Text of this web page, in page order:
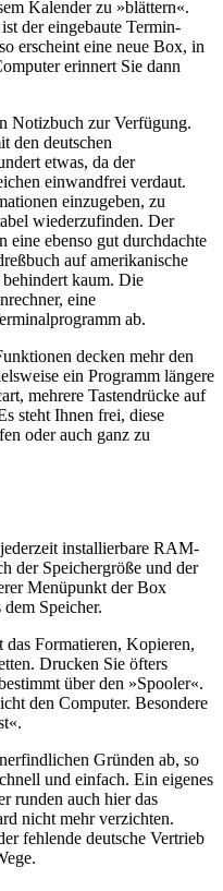
Kalender zu »blättern«.
der eingebaute Termin-
erscheint eine neue Box, in
erinnert Sie dann
Notizbuch zur Verfügung.
den deutschen
etwas, da der
einwandfrei verdaut.
einzugeben, zu
wiederzufinden. Der
ebenso gut durchdachte
auf amerikanische
behindert kaum. Die
eine
ab.
decken mehr den
ein Programm längere
mehrere Tastendrücke auf
steht Ihnen frei, diese
oder auch ganz zu
installierbare RAM-
der Speichergröße und der
Menüpunkt der Box
Speicher.
Formatieren, Kopieren,
Drucken Sie öfters
über den »Spooler«.
den Computer. Besondere
Gründen ab, so
und einfach. Ein eigenes
runden auch hier das
nicht mehr verzichten.
fehlende deutsche Vertrieb